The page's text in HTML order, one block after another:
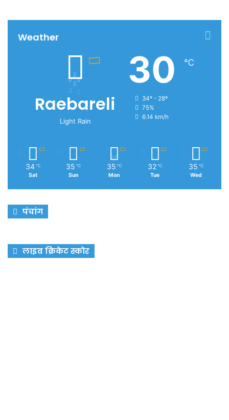
Weather
Raebareli
Light Rain
30 ℃
34º - 28º
75%
6.14 km/h
34 ℃
Sat
35 ℃
Sun
35 ℃
Mon
32 ℃
Tue
35 ℃
Wed
पंचांग
लाइव क्रिकेट स्कोर